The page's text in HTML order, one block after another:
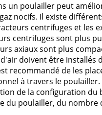
un poulailler peut
nocifs. Il existe
centrifuges et les
centrifuges sont plus
axiaux sont plus
doivent être installés
recommandé de les
à travers le
de la configuration du
du poulailler, du